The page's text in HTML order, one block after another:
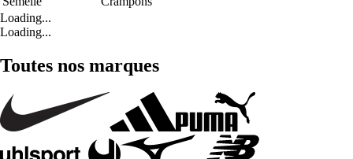
Loading...
Loading...
Toutes nos marques